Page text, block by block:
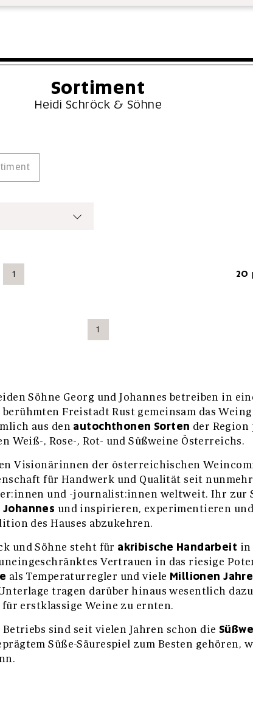
Sortiment
Heidi Schröck & Söhne
20
1
1
Söhne Georg und Johannes betreiben in
Freistadt Rust gemeinsam das
aus den autochthonen Sorten der
Weiß-, Rose-, Rot- und Süßweine Österreichs.
Visionärinnen der österreichischen
für Handwerk und Qualität seit
und -journalist:innen weltweit. Ihr zur
und inspirieren, experimentieren
des Hauses abzukehren.
und Söhne steht für akribische Handarbeit in
Vertrauen in das riesige
als Temperaturregler und viele Millionen
tragen darüber hinaus wesentlich
erstklassige Weine zu ernten.
sind seit vielen Jahren schon die
Süße-Säurespiel zum Besten gehören,